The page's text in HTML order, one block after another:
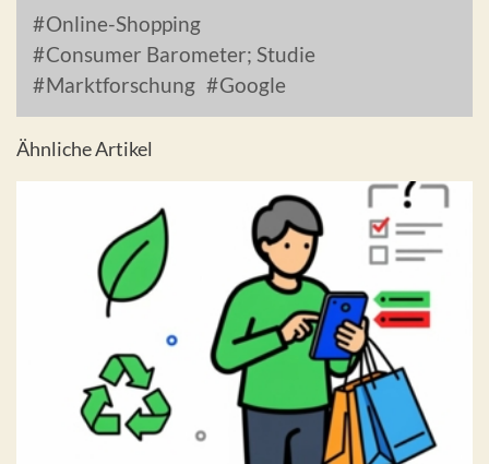
Online-Shopping
Consumer Barometer; Studie
Marktforschung
Google
Ähnliche Artikel